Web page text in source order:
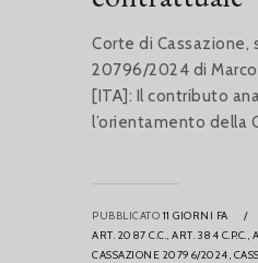
Corte di Cassazione,
20796/2024 di
[ITA]: Il contributo
l’orientamento della
PUBBLICATO 11 GIORNI FA /
ART. 2087 C.C., ART. 384 C.P.C.,
CASSAZIONE 20796/2024,